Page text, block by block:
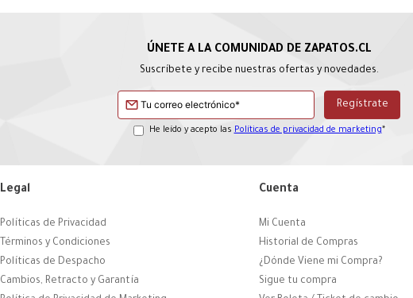
Suscríbete y recibe nuestras ofertas y novedades.
He leído y acepto las Políticas de privacidad de marketing*
Legal
Políticas de Privacidad
Términos y Condiciones
Políticas de Despacho
Cambios, Retracto y Garantía
Cuenta
Mi Cuenta
Historial de Compras
¿Dónde Viene mi Compra?
Sigue tu compra